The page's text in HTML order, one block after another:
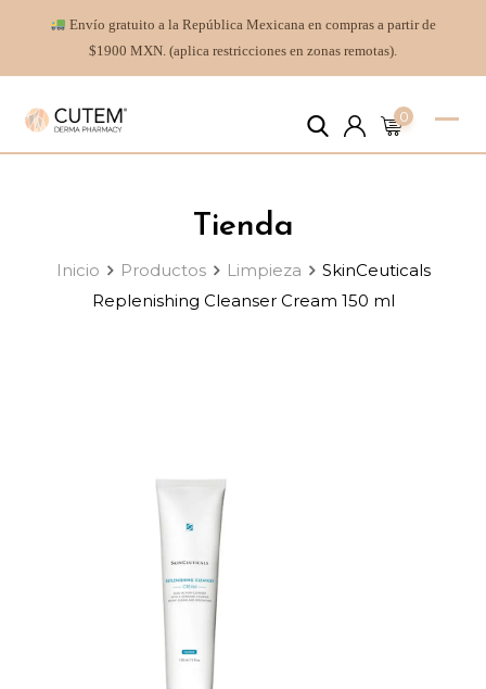
Envío gratuito a la República Mexicana en compras a partir de
$1900 MXN. (aplica restricciones en zonas remotas).
0
Tienda
Inicio Productos Limpieza
SkinCeuticals
Replenishing Cleanser Cream 150 ml